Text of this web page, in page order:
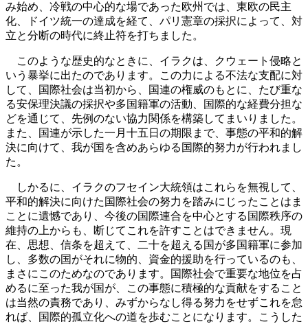
み始め、冷戦の中心的な場であった欧州では、東欧の民主
化、ドイツ統一の達成を経て、パリ憲章の採択によって、対
立と分断の時代に終止符を打ちました。
このような歴史的なときに、イラクは、クウェート侵略と
いう暴挙に出たのであります。この力による不法な支配に対
して、国際社会は当初から、国連の権威のもとに、たび重な
る安保理決議の採択や多国籍軍の活動、国際的な経費分担な
どを通じて、先例のない協力関係を構築してまいりました。
また、国連が示した一月十五日の期限まで、事態の平和的解
決に向けて、我が国を含めあらゆる国際的努力が行われまし
た。
しかるに、イラクのフセイン大統領はこれらを無視して、
平和的解決に向けた国際社会の努力を踏みにじったことはま
ことに遺憾であり、今後の国際連合を中心とする国際秩序の
維持の上からも、断じてこれを許すことはできません。現
在、思想、信条を超えて、二十を超える国が多国籍軍に参加
し、多数の国がそれに物的、資金的援助を行っているのも、
まさにこのためなのであります。国際社会で重要な地位を占
めるに至った我が国が、この事態に積極的な貢献をすること
は当然の責務であり、みずからなし得る努力をせずこれを怠
れば、国際的孤立化への道を歩むことになります。こうした